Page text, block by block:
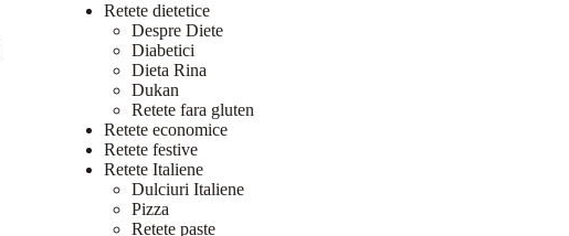
Retete dietetice
Despre Diete
Diabetici
Dieta Rina
Dukan
Retete fara gluten
Retete economice
Retete festive
Retete Italiene
Dulciuri Italiene
Pizza
Retete paste